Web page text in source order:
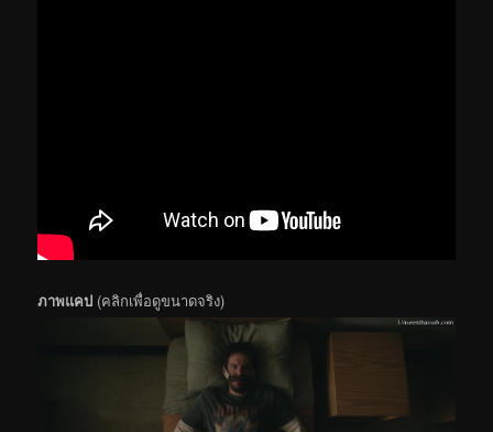
ภาพแคป (คลิกเพื่อดูขนาดจริง)